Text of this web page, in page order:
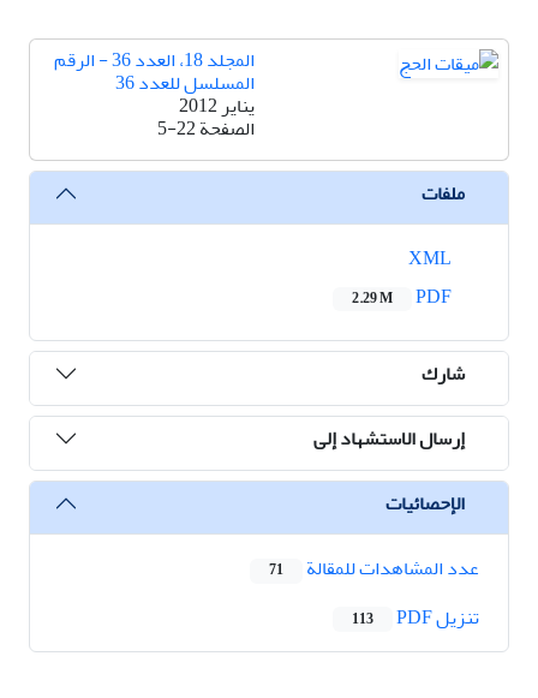
المجلد 18، العدد 36 - الرقم
المسلسل للعدد 36
يناير 2012
الصفحة5-22
ملفات
2.29 M
شارك
إرسال الاستشهاد إلى
الإحصائيات
عدد المشاهدات للمقالة
71
تنزیل PDF 113